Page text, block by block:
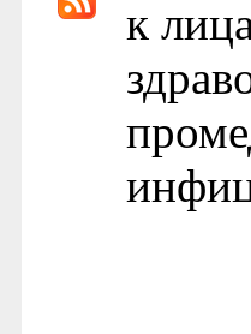
к